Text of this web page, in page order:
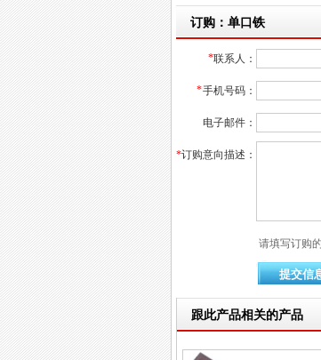
订购：单口铁
跟此产品相关的产品